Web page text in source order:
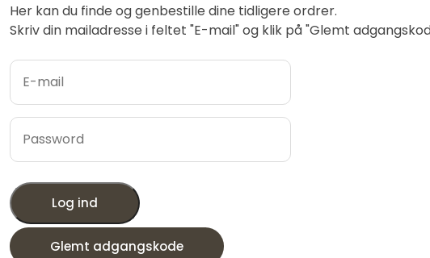
Her kan du finde og genbestille dine tidligere ordrer.
Skriv din mailadresse i feltet "E-mail" og klik på "Glemt
Log ind
Glemt adgangskode